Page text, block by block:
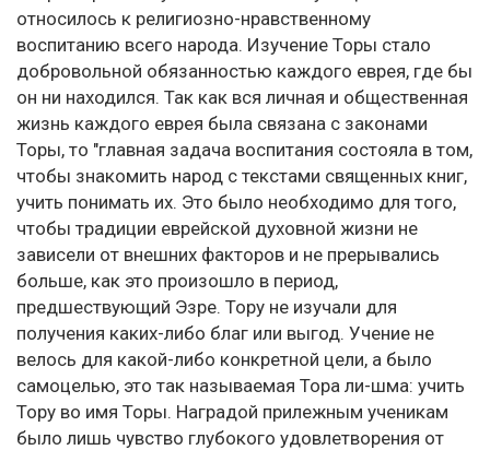
относилось к религиозно-нравственному
воспитанию всего народа. Изучение Торы стало
добровольной обязанностью каждого еврея, где бы
он ни находился. Так как вся личная и общественная
жизнь каждого еврея была связана с законами
Торы, то "главная задача воспитания состояла в том,
чтобы знакомить народ с текстами священных книг,
учить понимать их. Это было необходимо для того,
чтобы традиции еврейской духовной жизни не
зависели от внешних факторов и не прерывались
больше, как это произошло в период,
предшествующий Эзре. Тору не изучали для
получения каких-либо благ или выгод. Учение не
велось для какой-либо конкретной цели, а было
самоцелью, это так называемая Тора ли-шма: учить
Тору во имя Торы. Наградой прилежным ученикам
было лишь чувство глубокого удовлетворения от